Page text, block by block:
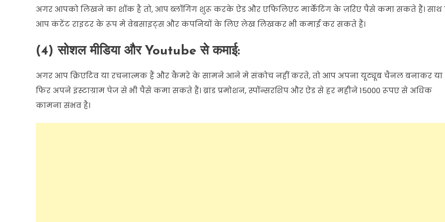
अगरआपकोलिखनेका शॉकहैतो,आपब्लॉगिंग शुरूकरकेऐडऔरएफिलिएटमार्केटिंगकेज़रिएपैसेकमासकतेहैं।साथ
आपकंटेंटराइटरकेरूपमेवेबसाइट्सऔरकंपनियोंकेलिएलेखलिखकरभीकमाईकरसकतेहैं।
(4)सोशल मीडिया और Youtube से कमाई:
अगरआपक्रिएटिवयारचनात्मकहैंऔरकैमरेकेसामनेआनेमेसंकोचनहींकरते,तोआप अपनायूट्यूबचैनलबनाकरया
फिर अपनेइंस्टाग्रामपेजसेभीपैसेकमासकतेहैं।ब्रांडप्रमोशन,स्पॉन्सरशिपऔरऐडसेहरमहीने15000 रूपएसे अधिक
कामनासंभवहै।